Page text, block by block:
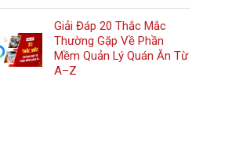
Giải Đáp 20 Thắc Mắc
Thường Gặp Về Phần
Mềm Quản Lý Quán Ăn Từ
A–Z